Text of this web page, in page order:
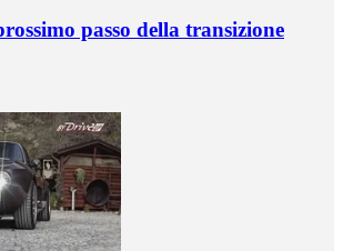
passo della transizione